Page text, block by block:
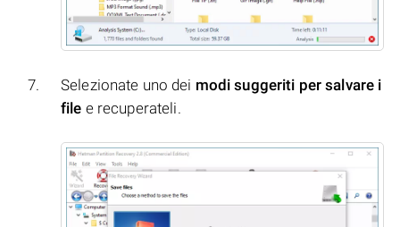
Selezionate uno dei modi suggeriti per salvare i
file e recuperateli.